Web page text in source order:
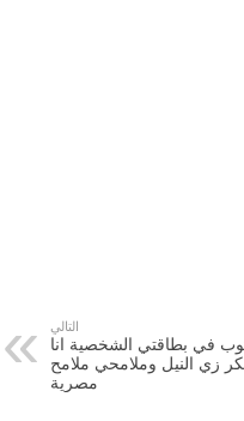
التالي
في بطاقتي الشخصية انا
زي النيل وملامحي ملامح
مصرية